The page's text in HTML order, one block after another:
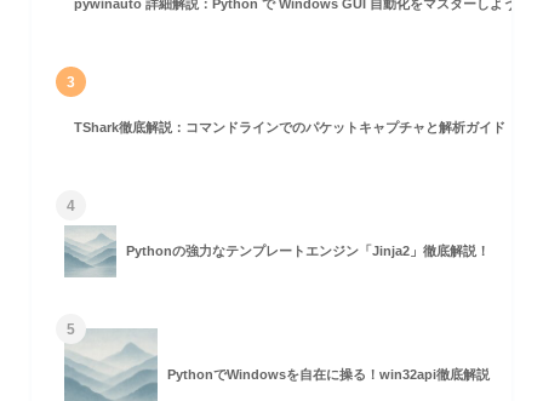
脆弱性検索
pywinauto 詳細解説：Python で Windows GUI 自動化をマスターしよう！
3
TShark徹底解説：コマンドラインでのパケットキャプチャと解析ガイド
4
Pythonの強力なテンプレートエンジン「Jinja2」徹底解説！
5
PythonでWindowsを自在に操る！win32api徹底解説